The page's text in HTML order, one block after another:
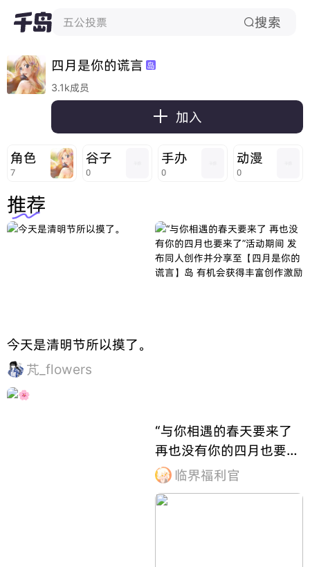
五公投票 搜索
四月是你的谎言 岛
3.1k成员
 加入
角色
7
谷子
0
手办
0
动漫
0
推荐
今天是清明节所以摸了。
芃_flowers
“与你相遇的春天要来了
再也没有你的四月也要来
了”活动期间 发布同人创
作并分享至【四月是你的
谎言】岛 有机会获得丰富
临界福利官